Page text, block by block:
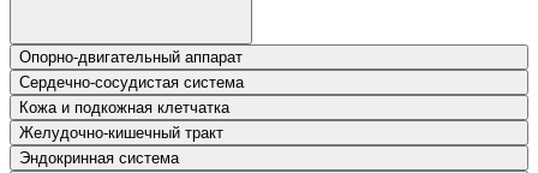
Опорно-двигательный аппарат
Сердечно-сосудистая система
Кожа и подкожная клетчатка
Желудочно-кишечный тракт
Эндокринная система